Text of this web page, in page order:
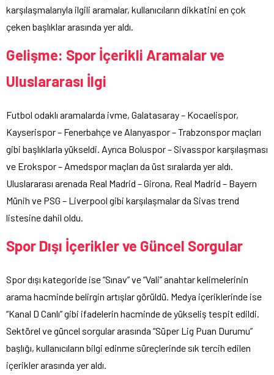
karşılaşmalarıyla ilgili aramalar, kullanıcıların dikkatini en çok
çeken başlıklar arasında yer aldı.
Gelişme: Spor İçerikli Aramalar ve
Uluslararası İlgi
Futbol odaklı aramalarda ivme, Galatasaray – Kocaelispor,
Kayserispor – Fenerbahçe ve Alanyaspor – Trabzonspor maçları
gibi başlıklarla yükseldi. Ayrıca Boluspor – Sivasspor karşılaşması
ve Erokspor – Amedspor maçları da üst sıralarda yer aldı.
Uluslararası arenada Real Madrid – Girona, Real Madrid – Bayern
Münih ve PSG – Liverpool gibi karşılaşmalar da Sivas trend
listesine dahil oldu.
Spor Dışı İçerikler ve Güncel Sorgular
Spor dışı kategoride ise “Sınav” ve “Vali” anahtar kelimelerinin
arama hacminde belirgin artışlar görüldü. Medya içeriklerinde ise
“Kanal D Canlı” gibi ifadelerin hacminde de yükseliş tespit edildi.
Sektörel ve güncel sorgular arasında “Süper Lig Puan Durumu”
başlığı, kullanıcıların bilgi edinme süreçlerinde sık tercih edilen
içerikler arasında yer aldı.